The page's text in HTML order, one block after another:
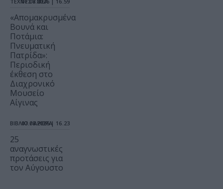
«Απομακρυσμένα
Βουνά και
Ποτάμια:
Πνευματική
Πατρίδα»:
Περιοδική
έκθεση στο
Διαχρονικό
Μουσείο
Αίγινας
ΒΙΒΛΙΟ / ΑΡΘΡΑ
07.08.2026 | 16.23
25
αναγνωστικές
προτάσεις για
τον Αύγουστο